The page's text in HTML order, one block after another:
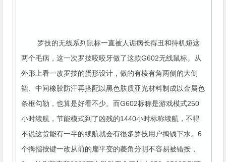
罗技的无线系列鼠标一直被人诟病长得丑和待机短这
两个毛病，这一次罗技咬咬牙做了这款G602无线鼠标。从
外形上看一改罗技的蛋形设计，做的有棱有角两侧的大侧
裙、中间橡胶防汗再搭配以黑色肤质亚光材料制成以金属色
条框勾勒，也算是好看不少。而G602标称是游戏模式250
小时续航，节能模式到了凶残的1440小时标称续航，不得
不说这货能有一半的续航就会有很多罗技用户掏钱下水。6
个拇指按键一改从前的扁平变的菱角分明不容易被错按，